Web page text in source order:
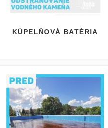
KÚPELŇOVÁ BATÉRIA